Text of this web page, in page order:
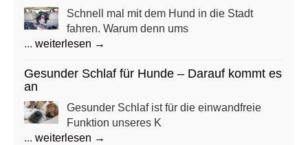
Schnell mal mit dem Hund in die Stadt
fahren. Warum denn ums
... weiterlesen →
Gesunder Schlaf für Hunde – Darauf kommt es
an
Gesunder Schlaf ist für die einwandfreie
Funktion unseres K
... weiterlesen →